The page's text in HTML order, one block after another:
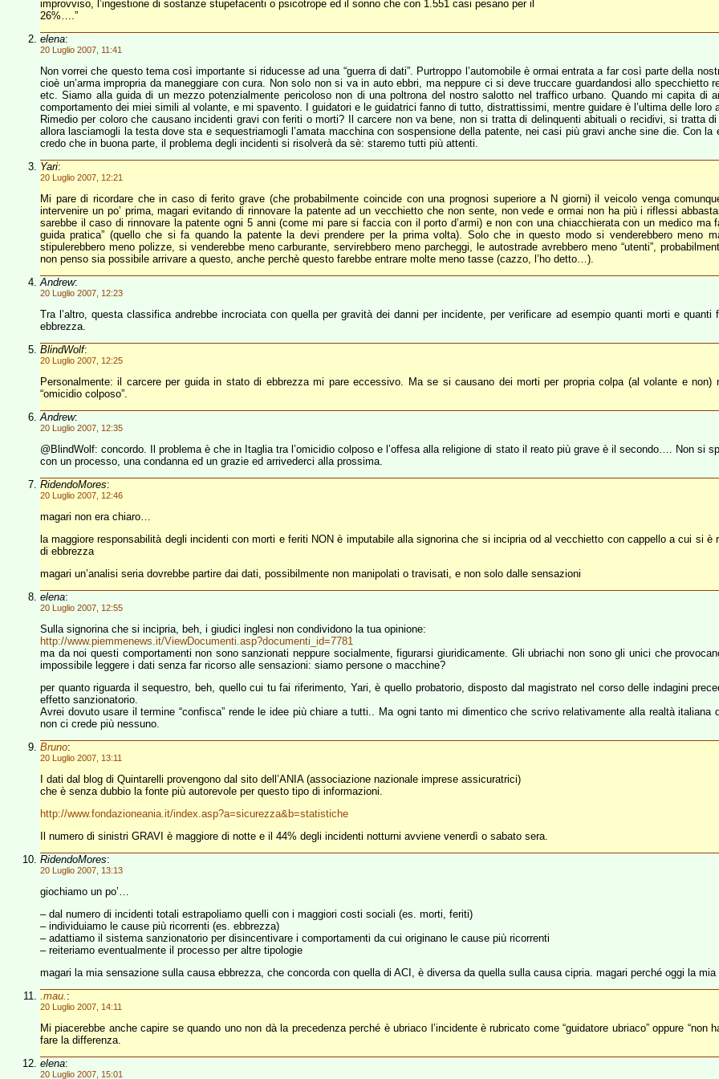
improvviso, l’ingestione di sostanze stupefacenti o psicotrope ed il sonno che con 1.551 casi pesano per il
26%….”
elena:
20 Luglio 2007, 11:41
Non vorrei che questo tema così importante si riducesse ad una “guerra di dati”. Purtroppo l’automobile è ormai entrata a far così parte della
cioè un’arma impropria da maneggiare con cura. Non solo non si va in auto ebbri, ma neppure ci si deve truccare guardandosi allo specchietto
etc. Siamo alla guida di un mezzo potenzialmente pericoloso non di una poltrona del nostro salotto nel traffico urbano. Quando mi capita di
comportamento dei miei simili al volante, e mi spavento. I guidatori e le guidatrici fanno di tutto, distrattissimi, mentre guidare è l’ultima delle loro
Rimedio per coloro che causano incidenti gravi con feriti o morti? Il carcere non va bene, non si tratta di delinquenti abituali o recidivi, si tratta
allora lasciamogli la testa dove sta e sequestriamogli l’amata macchina con sospensione della patente, nei casi più gravi anche sine die. Con
credo che in buona parte, il problema degli incidenti si risolverà da sè: staremo tutti più attenti.
Yari:
20 Luglio 2007, 12:21
Mi pare di ricordare che in caso di ferito grave (che probabilmente coincide con una prognosi superiore a N giorni) il veicolo venga
intervenire un po’ prima, magari evitando di rinnovare la patente ad un vecchietto che non sente, non vede e ormai non ha più i riflessi
sarebbe il caso di rinnovare la patente ogni 5 anni (come mi pare si faccia con il porto d’armi) e non con una chiacchierata con un medico ma
guida pratica” (quello che si fa quando la patente la devi prendere per la prima volta). Solo che in questo modo si venderebbero meno
stipulerebbero meno polizze, si venderebbe meno carburante, servirebbero meno parcheggi, le autostrade avrebbero meno “utenti”,
non penso sia possibile arrivare a questo, anche perchè questo farebbe entrare molte meno tasse (cazzo, l’ho detto…).
Andrew:
20 Luglio 2007, 12:23
Tra l’altro, questa classifica andrebbe incrociata con quella per gravità dei danni per incidente, per verificare ad esempio quanti morti e
ebbrezza.
BlindWolf:
20 Luglio 2007, 12:25
Personalmente: il carcere per guida in stato di ebbrezza mi pare eccessivo. Ma se si causano dei morti per propria colpa (al volante e
“omicidio colposo”.
Andrew:
20 Luglio 2007, 12:35
@BlindWolf: concordo. Il problema è che in Itaglia tra l’omicidio colposo e l’offesa alla religione di stato il reato più grave è il secondo…. Non si
con un processo, una condanna ed un grazie ed arrivederci alla prossima.
RidendoMores:
20 Luglio 2007, 12:46
magari non era chiaro…
la maggiore responsabilità degli incidenti con morti e feriti NON è imputabile alla signorina che si incipria od al vecchietto con cappello a cui si
di ebbrezza
magari un’analisi seria dovrebbe partire dai dati, possibilmente non manipolati o travisati, e non solo dalle sensazioni
elena:
20 Luglio 2007, 12:55
Sulla signorina che si incipria, beh, i giudici inglesi non condividono la tua opinione:
http://www.piemmenews.it/ViewDocumenti.asp?documenti_id=7781
ma da noi questi comportamenti non sono sanzionati neppure socialmente, figurarsi giuridicamente. Gli ubriachi non sono gli unici che
impossibile leggere i dati senza far ricorso alle sensazioni: siamo persone o macchine?
per quanto riguarda il sequestro, beh, quello cui tu fai riferimento, Yari, è quello probatorio, disposto dal magistrato nel corso delle indagini
effetto sanzionatorio.
Avrei dovuto usare il termine “confisca” rende le idee più chiare a tutti.. Ma ogni tanto mi dimentico che scrivo relativamente alla realtà italiana
non ci crede più nessuno.
Bruno:
20 Luglio 2007, 13:11
I dati dal blog di Quintarelli provengono dal sito dell’ANIA (associazione nazionale imprese assicuratrici)
che è senza dubbio la fonte più autorevole per questo tipo di informazioni.
http://www.fondazioneania.it/index.asp?a=sicurezza&b=statistiche
Il numero di sinistri GRAVI è maggiore di notte e il 44% degli incidenti notturni avviene venerdì o sabato sera.
RidendoMores:
20 Luglio 2007, 13:13
giochiamo un po’…
– dal numero di incidenti totali estrapoliamo quelli con i maggiori costi sociali (es. morti, feriti)
– individuiamo le cause più ricorrenti (es. ebbrezza)
– adattiamo il sistema sanzionatorio per disincentivare i comportamenti da cui originano le cause più ricorrenti
– reiteriamo eventualmente il processo per altre tipologie
magari la mia sensazione sulla causa ebbrezza, che concorda con quella di ACI, è diversa da quella sulla causa cipria. magari perché oggi la
.mau. :
20 Luglio 2007, 14:11
Mi piacerebbe anche capire se quando uno non dà la precedenza perché è ubriaco l’incidente è rubricato come “guidatore ubriaco” oppure “non
fare la differenza.
elena:
20 Luglio 2007, 15:01